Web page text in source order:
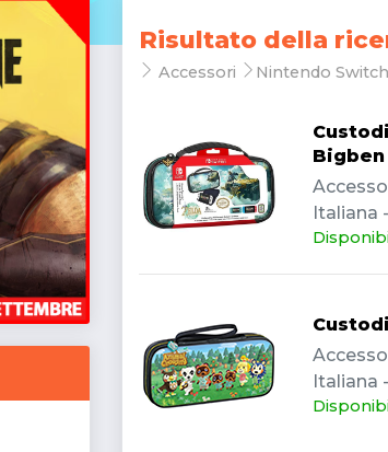
Risultato della
Accessori Nintendo Switch
Bigben
Italiana
Italiana